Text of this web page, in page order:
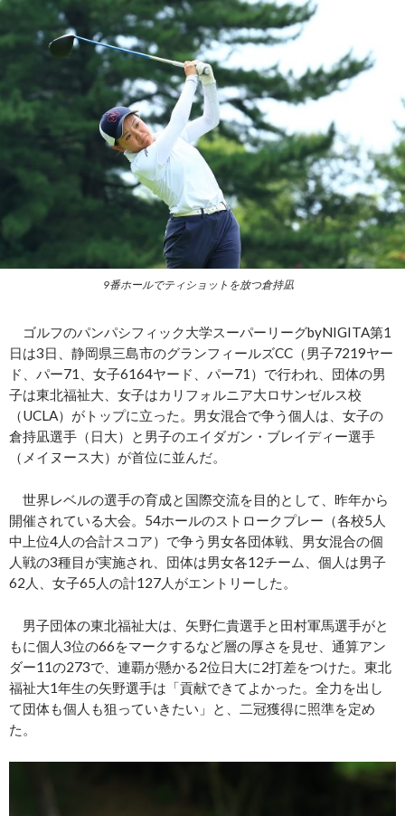
9番ホールでティショットを放つ倉持凪
ゴルフのパンパシフィック大学スーパーリーグbyNIGITA第1
日は3日、静岡県三島市のグランフィールズCC（男子7219ヤー
ド、パー71、女子6164ヤード、パー71）で行われ、団体の男
子は東北福祉大、女子はカリフォルニア大ロサンゼルス校
（UCLA）がトップに立った。男女混合で争う個人は、女子の
倉持凪選手（日大）と男子のエイダガン・ブレイディー選手
（メイヌース大）が首位に並んだ。
世界レベルの選手の育成と国際交流を目的として、昨年から
開催されている大会。54ホールのストロークプレー（各校5人
中上位4人の合計スコア）で争う男女各団体戦、男女混合の個
人戦の3種目が実施され、団体は男女各12チーム、個人は男子
62人、女子65人の計127人がエントリーした。
男子団体の東北福祉大は、矢野仁貴選手と田村軍馬選手がと
もに個人3位の66をマークするなど層の厚さを見せ、通算アン
ダー11の273で、連覇が懸かる2位日大に2打差をつけた。東北
福祉大1年生の矢野選手は「貢献できてよかった。全力を出し
て団体も個人も狙っていきたい」と、二冠獲得に照準を定め
た。